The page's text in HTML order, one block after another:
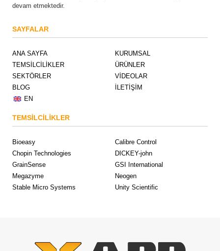
devam etmektedir.
SAYFALAR
ANA SAYFA
KURUMSAL
TEMSİLCİLİKLER
ÜRÜNLER
SEKTÖRLER
VİDEOLAR
BLOG
İLETİŞİM
EN
TEMSİLCİLİKLER
Bioeasy
Calibre Control
Chopin Technologies
DICKEY-john
GrainSense
GSI International
Megazyme
Neogen
Stable Micro Systems
Unity Scientific